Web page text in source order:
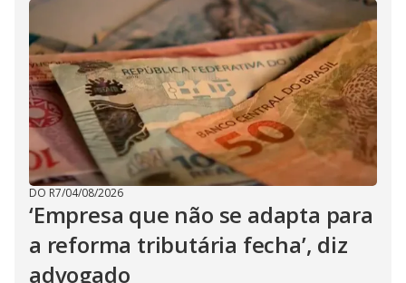
DO R7/04/08/2026
‘Empresa que não se adapta para
a reforma tributária fecha’, diz
advogado